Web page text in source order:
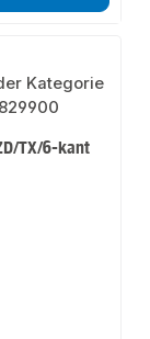
TX/6-kant